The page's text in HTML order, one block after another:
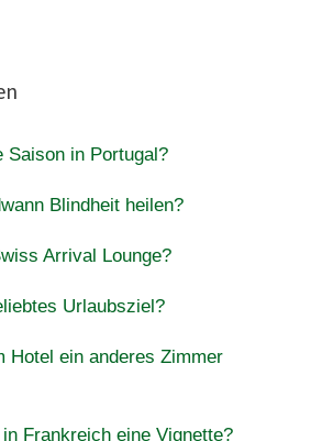
Saison in Portugal?
Blindheit heilen?
Arrival Lounge?
Urlaubsziel?
Hotel ein anderes Zimmer
Frankreich eine Vignette?